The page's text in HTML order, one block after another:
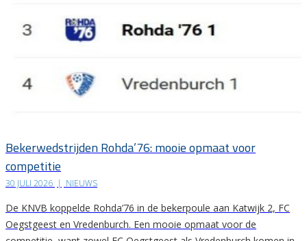
Bekerwedstrijden Rohda’76: mooie opmaat voor
competitie
30 JULI 2026 | NIEUWS
De KNVB koppelde Rohda’76 in de bekerpoule aan Katwijk 2, FC
Oegstgeest en Vredenburch. Een mooie opmaat voor de